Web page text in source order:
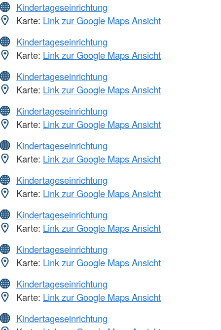
Kindertageseinrichtung
Karte: Link zur Google Maps Ansicht
Kindertageseinrichtung
Karte: Link zur Google Maps Ansicht
Kindertageseinrichtung
Karte: Link zur Google Maps Ansicht
Kindertageseinrichtung
Karte: Link zur Google Maps Ansicht
Kindertageseinrichtung
Karte: Link zur Google Maps Ansicht
Kindertageseinrichtung
Karte: Link zur Google Maps Ansicht
Kindertageseinrichtung
Karte: Link zur Google Maps Ansicht
Kindertageseinrichtung
Karte: Link zur Google Maps Ansicht
Kindertageseinrichtung
Karte: Link zur Google Maps Ansicht
Kindertageseinrichtung